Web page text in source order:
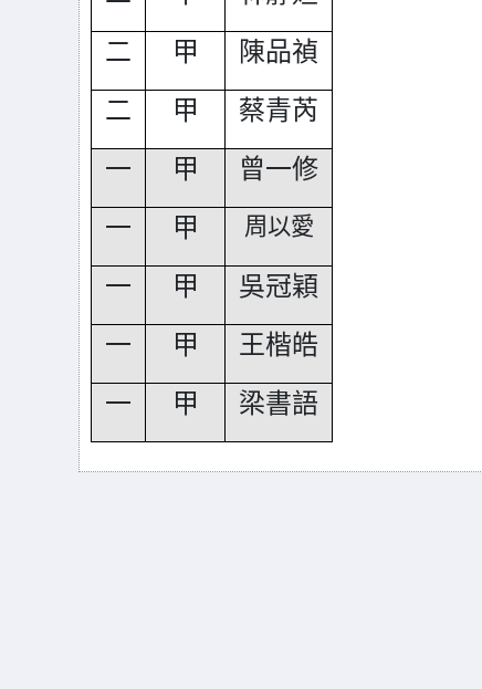
二 甲 陳品禎
二 甲 蔡青芮
一 甲 曾一修
一 甲 周以愛
一 甲 吳冠穎
一 甲 王楷皓
一 甲 梁書語